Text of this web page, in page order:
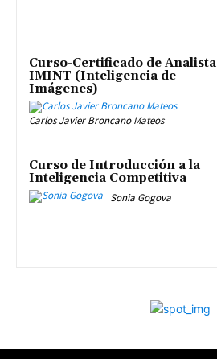
Curso-Certificado de Analista
IMINT (Inteligencia de
Imágenes)
Carlos Javier Broncano Mateos
Curso de Introducción a la
Inteligencia Competitiva
Sonia Gogova